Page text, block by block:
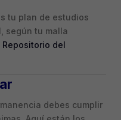
tu plan de estudios
según tu malla
Repositorio del
debes cumplir